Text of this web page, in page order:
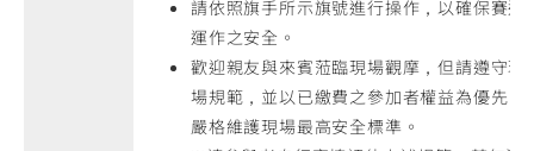
請依照旗手所示旗號進行操作，以確保賽道
運作之安全。
歡迎親友與來賓蒞臨現場觀摩，但請遵守現
場規範，並以已繳費之參加者權益為優先，
嚴格維護現場最高安全標準。